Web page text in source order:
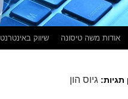
אודות משה טיסונה שיווק באינטרנט
תגיות: גיוס הון